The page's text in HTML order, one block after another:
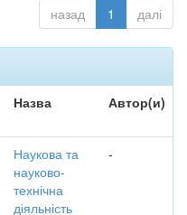
назад 1 далі
Назва Автор(и)
Наукова та
науково-
технічна
діяльність
-